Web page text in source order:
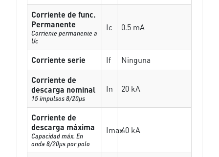
Corriente de func.
Permanente
Corriente permanente a
Uc
Ic 0.5 mA
Corriente serie If
Ninguna
Corriente de
descarga nominal
15 impulsos 8/20µs
In 20 kA
Corriente de
descarga máxima
Capacidad máx. En
onda 8/20µs por polo
Imax40 kA